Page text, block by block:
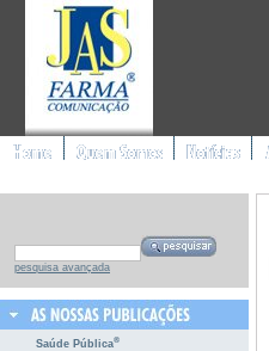
pesquisa avançada
Saúde Pública®